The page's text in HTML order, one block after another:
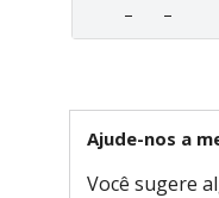
– –
Ajude-nos a
Você sugere